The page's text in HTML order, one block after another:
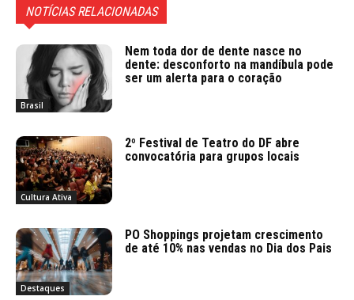
NOTÍCIAS RELACIONADAS
Brasil
Nem toda dor de dente nasce no
dente: desconforto na mandíbula pode
ser um alerta para o coração
Cultura Ativa
2º Festival de Teatro do DF abre
convocatória para grupos locais
Destaques
PO Shoppings projetam crescimento
de até 10% nas vendas no Dia dos Pais